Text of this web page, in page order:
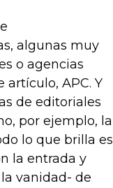
algunas muy
o agencias
APC. Y
de editoriales
por ejemplo, la
lo que brilla es
la entrada y
vanidad- de